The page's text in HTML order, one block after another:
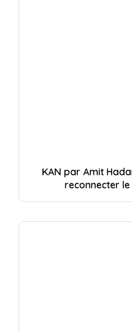
KAN par Amit
reconnecter